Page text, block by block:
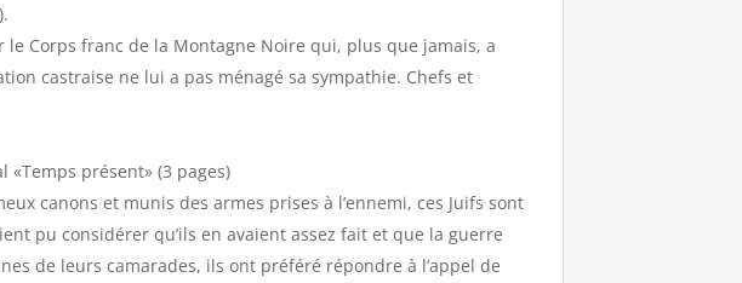
le Corps franc de la Montagne Noire qui, plus que jamais, a
castraise ne lui a pas ménagé sa sympathie. Chefs et
présent» (3 pages)
canons et munis des armes prises à l’ennemi, ces Juifs sont
pu considérer qu’ils en avaient assez fait et que la guerre
de leurs camarades, ils ont préféré répondre à l’appel de